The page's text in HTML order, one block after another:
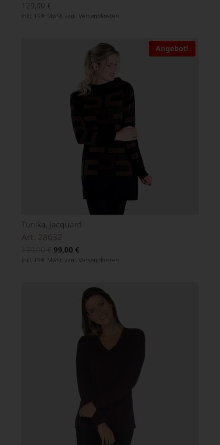
129,00 €
inkl. 19% MwSt. zzgl. Versandkosten
Angebot!
Tunika, Jacquard
Art. 28632
99,00 €
inkl. 19% MwSt. zzgl. Versandkosten